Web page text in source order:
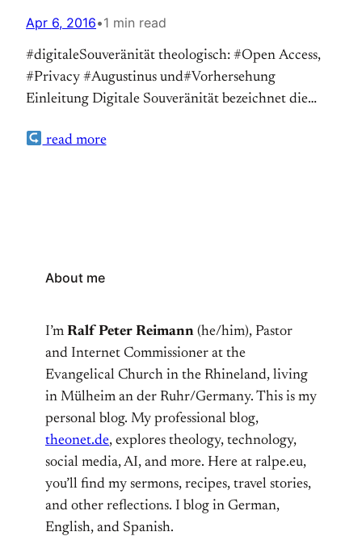
Apr 6, 2016•1 min read
#digitaleSouveränität theologisch: #Open Access,
#Privacy #Augustinus und#Vorhersehung
Einleitung Digitale Souveränität bezeichnet die
souveränselbstbestimmt zu nutzen, sie erweitert so
entsprechender Produkten und… Auf Theonet.de
read more
About me
I’m Ralf Peter Reimann (he/him), Pastor
and Internet Commissioner at the
Evangelical Church in the Rhineland, living
in Mülheim an der Ruhr/Germany. This is my
personal blog. My professional blog,
theonet.de, explores theology, technology,
social media, AI, and more. Here at ralpe.eu,
you’ll find my sermons, recipes, travel stories,
and other reflections. I blog in German,
English, and Spanish.